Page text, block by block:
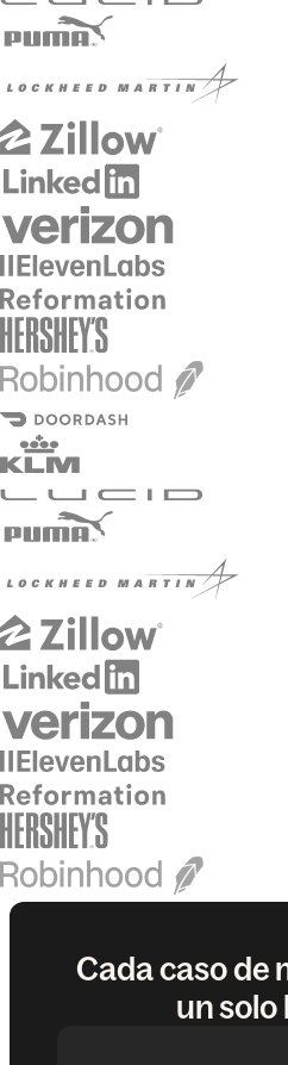
Cada caso de
un solo